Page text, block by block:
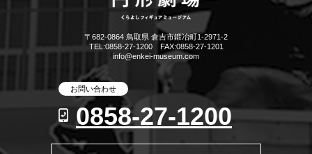
〒682-0864 鳥取県 倉吉市鍛冶町1-2971-2
TEL:0858-27-1200 FAX:0858-27-1201
info@enkei-museum.com
お問い合わせ
0858-27-1200